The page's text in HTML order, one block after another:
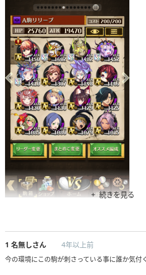
勝利できました✌️
続きを見る
1 名無しさん 4年以上前
今の環境にこの駒が刺さっている事に誰か気付